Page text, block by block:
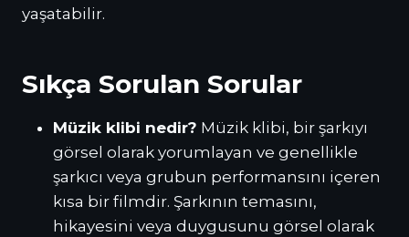
yaşatabilir.
Sıkça Sorulan Sorular
Müzik klibi nedir? Müzik klibi, bir şarkıyı
görsel olarak yorumlayan ve genellikle
şarkıcı veya grubun performansını içeren
kısa bir filmdir. Şarkının temasını,
hikayesini veya duygusunu görsel olarak